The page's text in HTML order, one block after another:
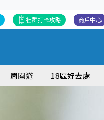
商戶中心
社群打卡攻略
周圍遊 18區好去處